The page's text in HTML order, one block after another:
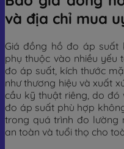
và địa chỉ mua
Giá đồng hồ đo áp suất
phụ thuộc vào nhiều yếu
đo áp suất, kích thước
như thương hiệu và xuất
cầu kỹ thuật riêng, do đó
đo áp suất phù hợp
trong quá trình đo lường
an toàn và tuổi thọ cho